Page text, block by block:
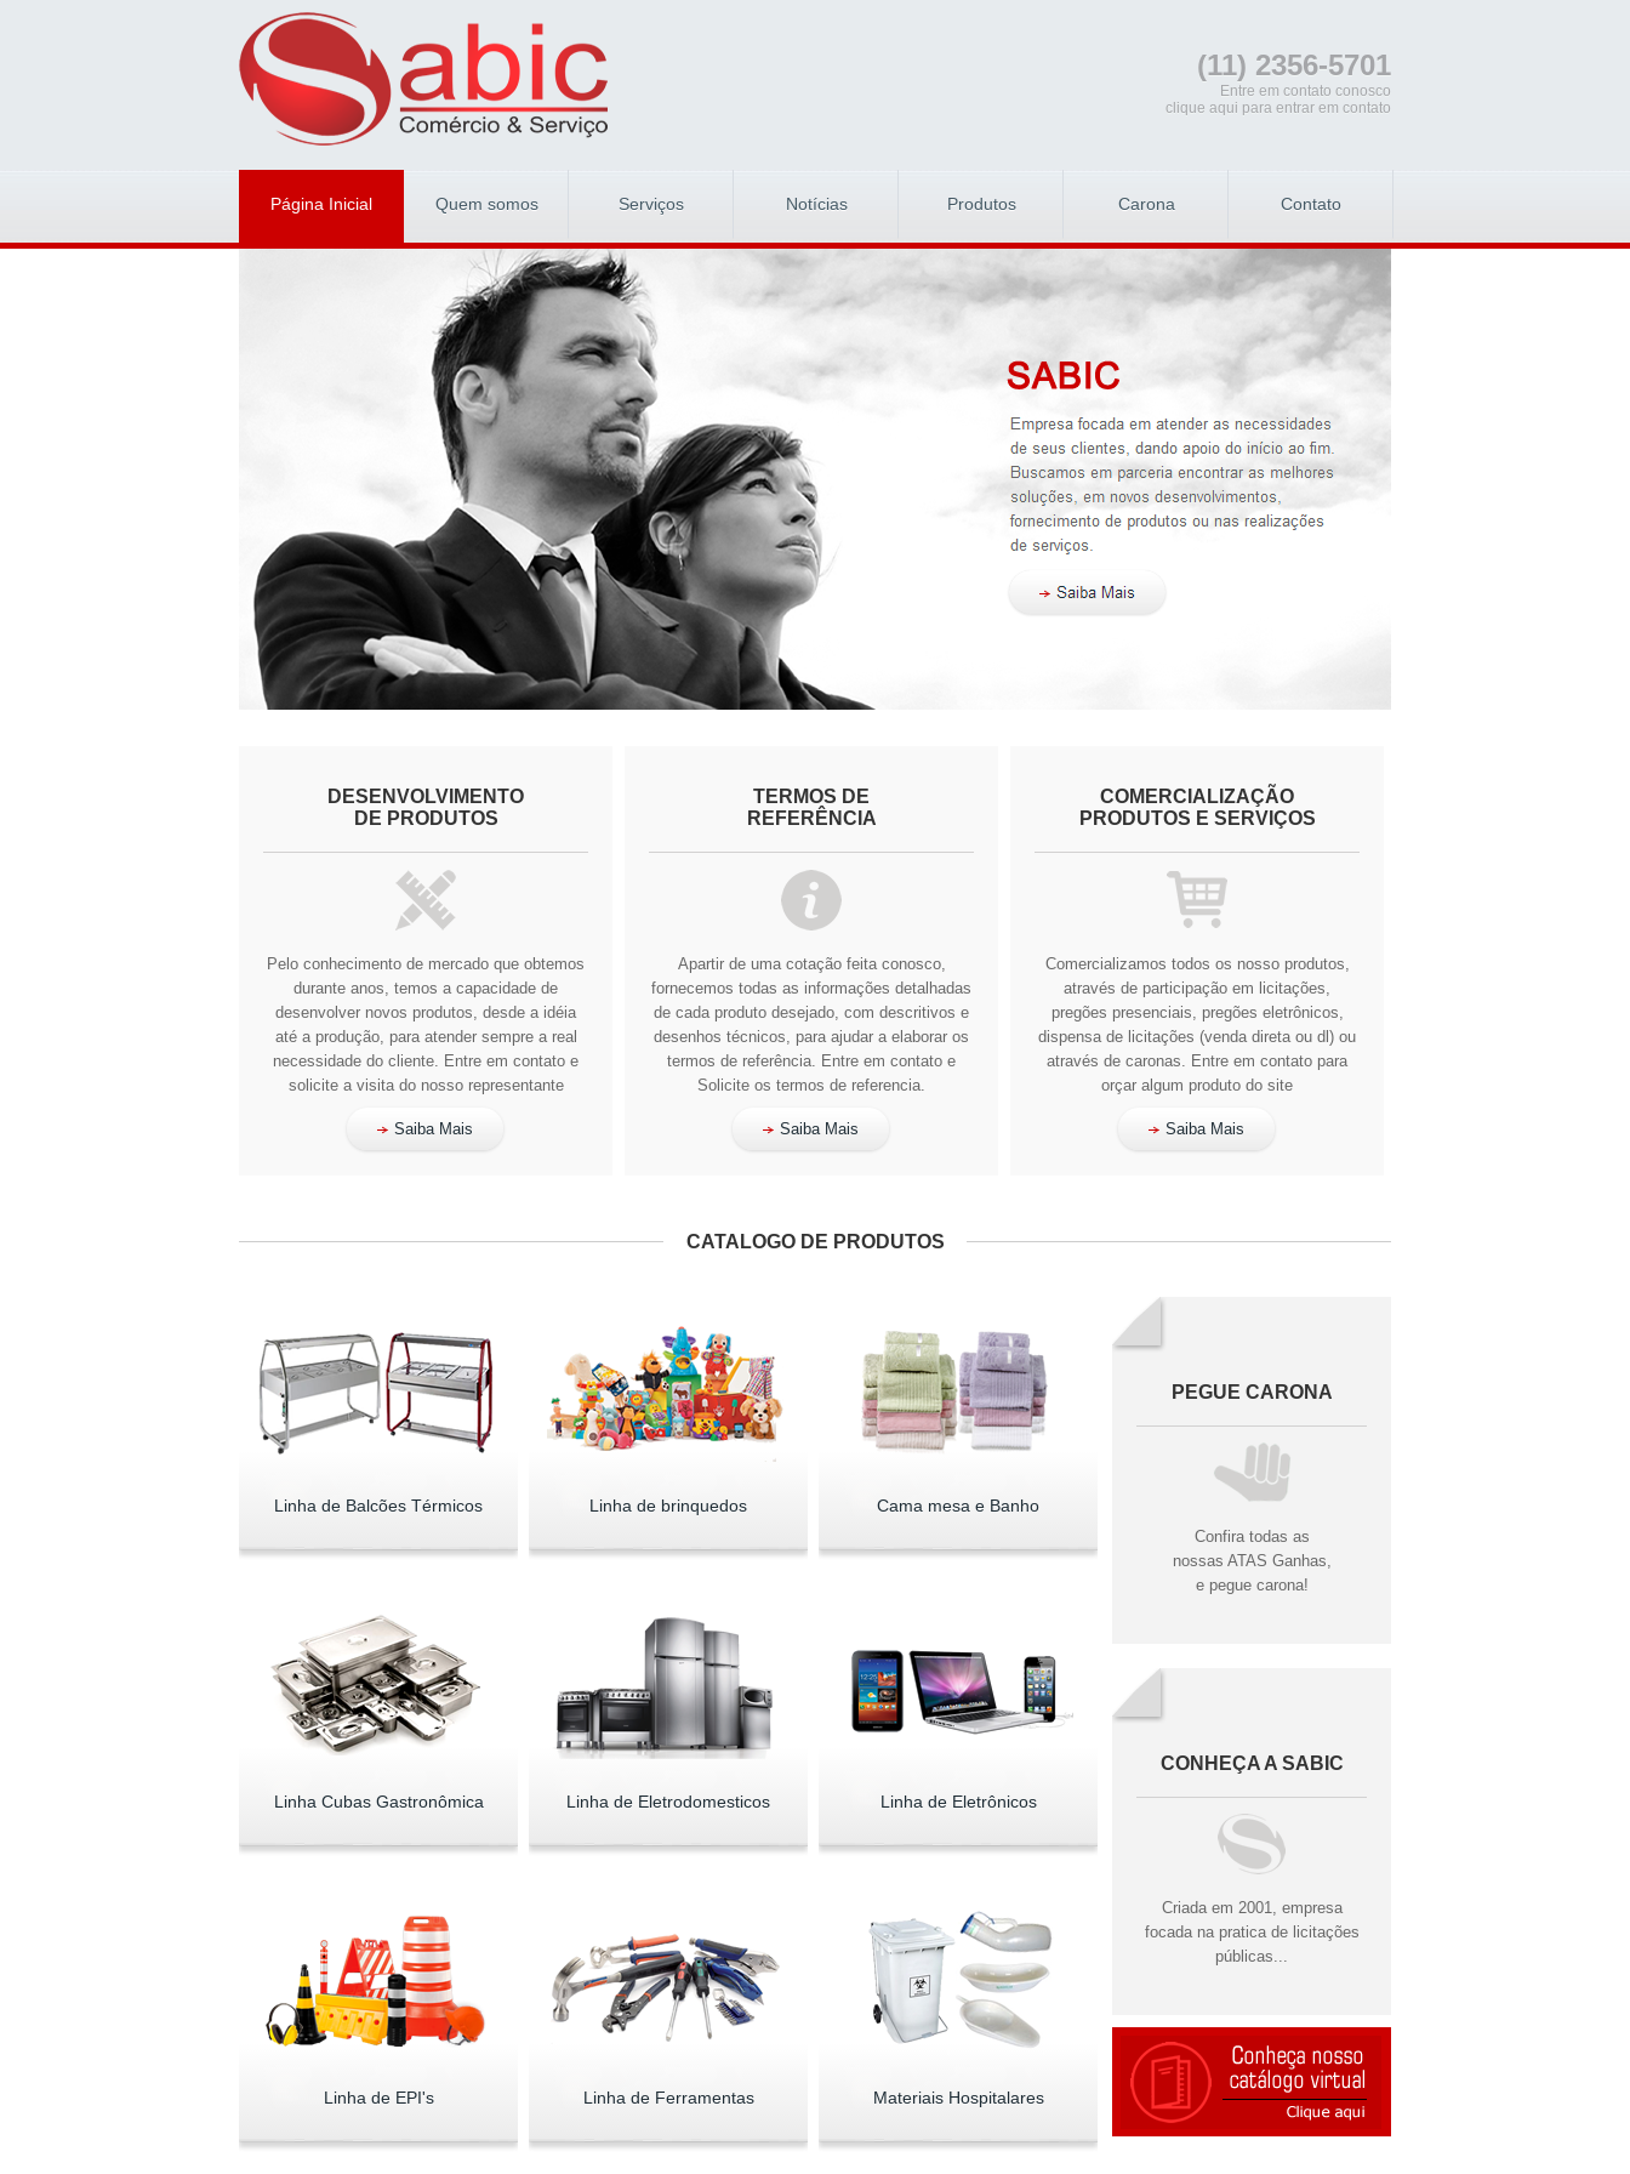
(11) 2356-5701
Entre em contato conosco
clique aqui para entrar em contato
Página Inicial Quem somos Serviços Notícias Produtos Carona Contato
DESENVOLVIMENTO
DE PRODUTOS
Pelo conhecimento de mercado que obtemos
durante anos, temos a capacidade de
desenvolver novos produtos, desde a idéia
até a produção, para atender sempre a real
necessidade do cliente. Entre em contato e
solicite a visita do nosso representante
Saiba Mais
TERMOS DE
REFERÊNCIA
Apartir de uma cotação feita conosco,
fornecemos todas as informações detalhadas
de cada produto desejado, com descritivos e
desenhos técnicos, para ajudar a elaborar os
termos de referência. Entre em contato e
Solicite os termos de referencia.
Saiba Mais
COMERCIALIZAÇÃO
PRODUTOS E SERVIÇOS
Comercializamos todos os nosso produtos,
através de participação em licitações,
pregões presenciais, pregões eletrônicos,
dispensa de licitações (venda direta ou dl) ou
através de caronas. Entre em contato para
orçar algum produto do site
Saiba Mais
CATALOGO DE PRODUTOS
PEGUE CARONA
Confira todas as
nossas ATAS Ganhas,
e pegue carona!
CONHEÇA A SABIC
Criada em 2001, empresa
focada na pratica de licitações
públicas...
Linha de Balcões Térmicos Linha de brinquedos Cama mesa e Banho
Linha Cubas Gastronômica Linha de Eletrodomesticos Linha de Eletrônicos
Linha de EPI's Linha de Ferramentas Materiais Hospitalares